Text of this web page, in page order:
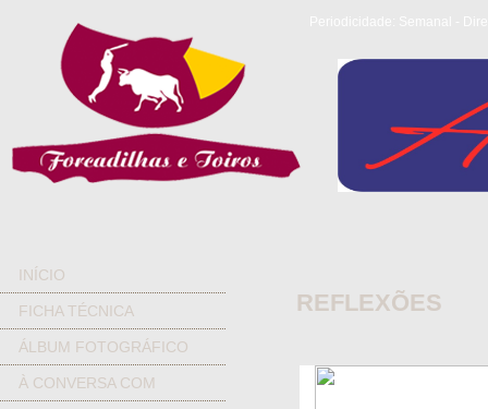
INÍCIO
FICHA TÉCNICA
ÁLBUM FOTOGRÁFICO
À CONVERSA COM
REFLEXÕES